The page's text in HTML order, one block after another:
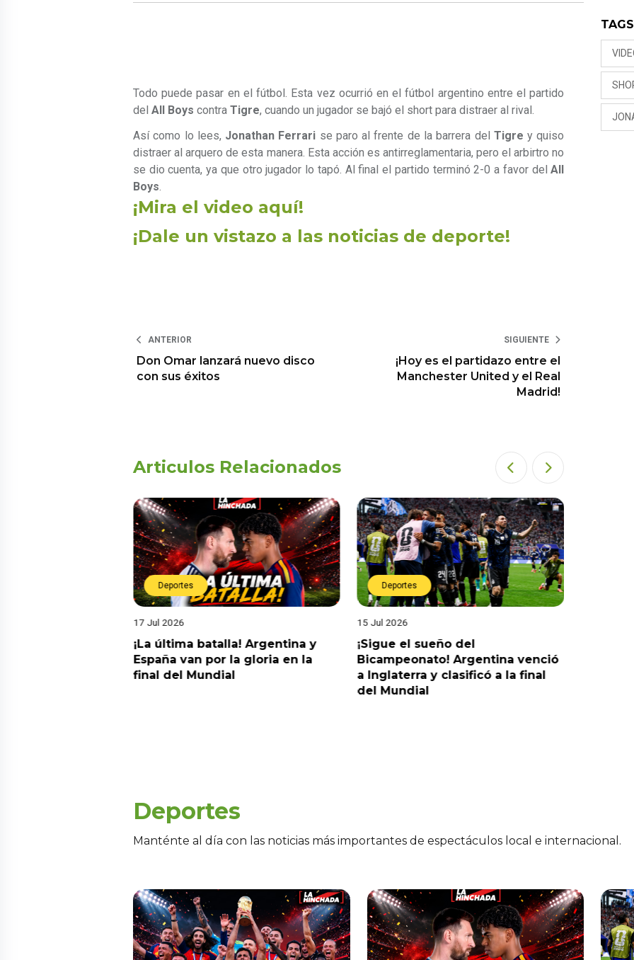
Todo puede pasar en el fútbol. Esta vez ocurrió en el fútbol argentino entre el partido
del All Boys contra Tigre, cuando un jugador se bajó el short para distraer al rival.
Así como lo lees, Jonathan Ferrari se paro al frente de la barrera del Tigre y quiso
distraer al arquero de esta manera. Esta acción es antirreglamentaria, pero el arbirtro no
se dio cuenta, ya que otro jugador lo tapó. Al final el partido terminó 2-0 a favor delAll
Boys.
¡Mira el video aquí!
¡Dale un vistazo a las noticias de deporte!
ANTERIOR
Don Omar lanzará nuevo disco
con sus éxitos
SIGUIENTE
¡Hoy es el partidazo entre el
Manchester United y el Real
Madrid!
Articulos Relacionados
Deportes
17 Jul 2026
¡La última batalla! Argentina y
España van por la gloria en la
final del Mundial
Deportes
15 Jul 2026
¡Sigue el sueño del
Bicampeonato! Argentina venció
a Inglaterra y clasificó a la final
del Mundial
TAGS
Deportes
Manténte al día con las noticias más importantes de espectáculos local e internacional.